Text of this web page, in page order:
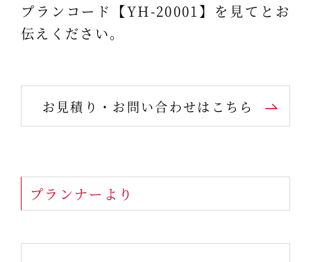
プランコード【YH-20001】を見てとお
伝えください。
お見積り・お問い合わせはこちら
プランナーより